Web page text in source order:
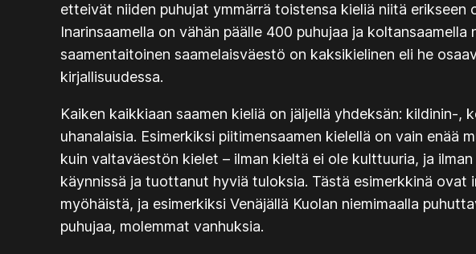
etteivät niiden puhujat ymmärrä toistensa kieliä niitä
Inarinsaamella on vähän päälle 400 puhujaa ja
saamentaitoinen saamelaisväestö on kaksikielinen eli he
kirjallisuudessa.
Kaiken kaikkiaan saamen kieliä on jäljellä yhdeksän: kildinin-
uhanalaisia. Esimerkiksi piitimensaamen kielellä on vain enää
kuin valtaväestön kielet – ilman kieltä ei ole kulttuuria, ja
käynnissä ja tuottanut hyviä tuloksia. Tästä esimerkkinä ovat
myöhäistä, ja esimerkiksi Venäjällä Kuolan niemimaalla
puhujaa, molemmat vanhuksia.